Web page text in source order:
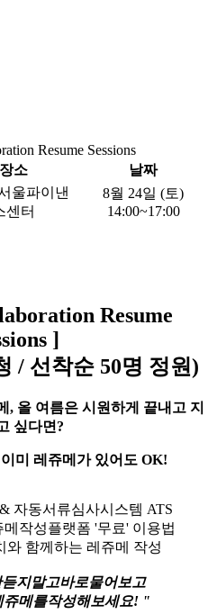
Resume Sessions
장소 날짜
울파이낸
센터
8월 24일 (토)
14:00~17:00
Resume
]
/ 선착순 50명 정원)
, 올 여름은 시원하게 끝내고 지
싶다면?
미 레쥬메가 있어도 OK!
자동서류심사시스템 ATS
작성플랫폼 '무료' 이용법
함께하는 레쥬메 작성
듣지말고바로물어보고
쥬메를작성해보세요! "